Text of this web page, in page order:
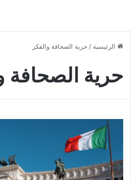
الرئيسية / حرية الصحافة والفكر
حرية الصحافة